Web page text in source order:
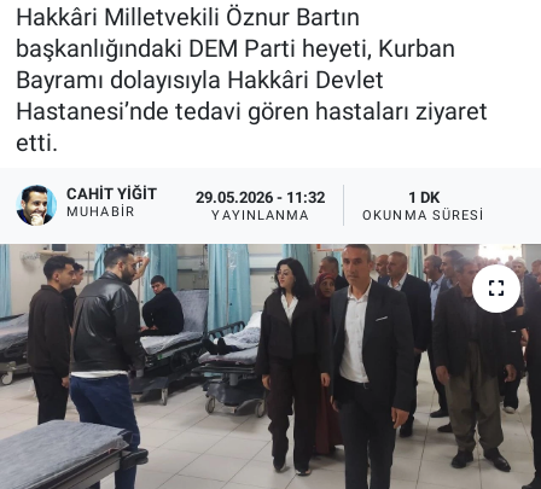
Hakkâri Milletvekili Öznur Bartın
başkanlığındaki DEM Parti heyeti, Kurban
Bayramı dolayısıyla Hakkâri Devlet
Hastanesi’nde tedavi gören hastaları ziyaret
etti.
CAHIT YIĞIT
MUHABİR
29.05.2026 - 11:32
YAYINLANMA
1 DK
OKUNMA SÜRESI
Tüm Manşetler
Son Dakika Haberleri